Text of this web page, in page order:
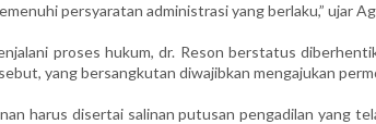
persyaratan administrasi yang berlaku,” ujar
proses hukum, dr. Reson berstatus
yang bersangkutan diwajibkan mengajukan
harus disertai salinan putusan pengadilan yang